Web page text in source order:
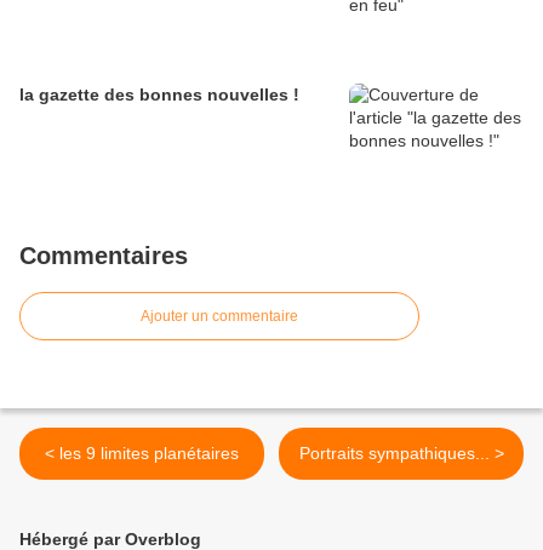
la gazette des bonnes nouvelles !
Commentaires
Ajouter un commentaire
< les 9 limites planétaires Portraits sympathiques... >
Hébergé par Overblog